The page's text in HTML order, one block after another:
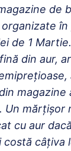
de
în
de 1
din aur,
magazine
Un mărţişor
cu aur
câţiva